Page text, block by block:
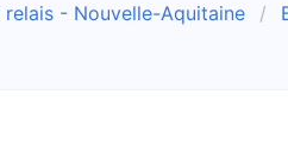
relais - Nouvelle-Aquitaine